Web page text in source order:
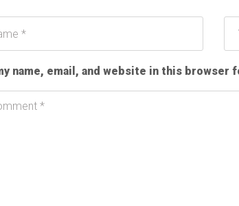
name, email, and website in this browser